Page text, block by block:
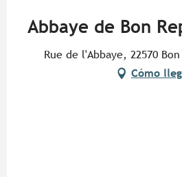
Abbaye de Bon
Rue de l'Abbaye, 22570
Cómo